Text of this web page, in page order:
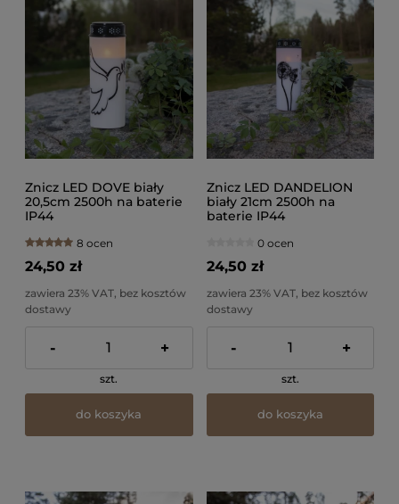
Znicz LED DOVE biały
20,5cm 2500h na baterie
IP44
8 ocen
24,50 zł
zawiera 23% VAT, bez kosztów
dostawy
- +
szt.
do koszyka
Znicz LED DANDELION
biały 21cm 2500h na
baterie IP44
0 ocen
24,50 zł
zawiera 23% VAT, bez kosztów
dostawy
- +
szt.
do koszyka